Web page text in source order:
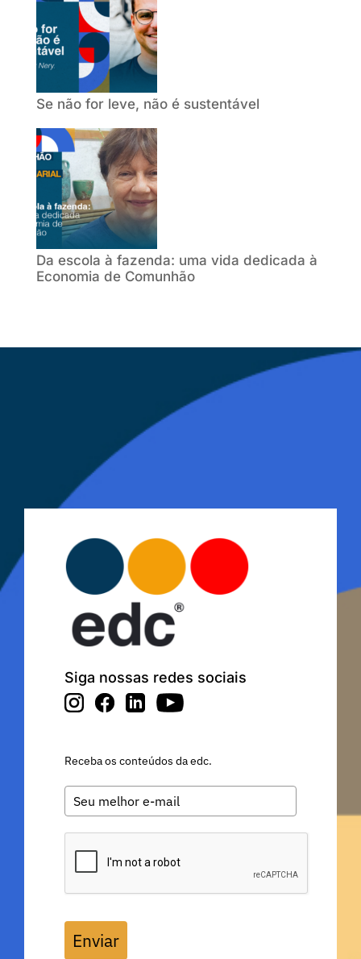
Se não for leve, não é sustentável
Da escola à fazenda: uma vida dedicada à
Economia de Comunhão
Siga nossas redes sociais
Receba os conteúdos da edc.
Enviar